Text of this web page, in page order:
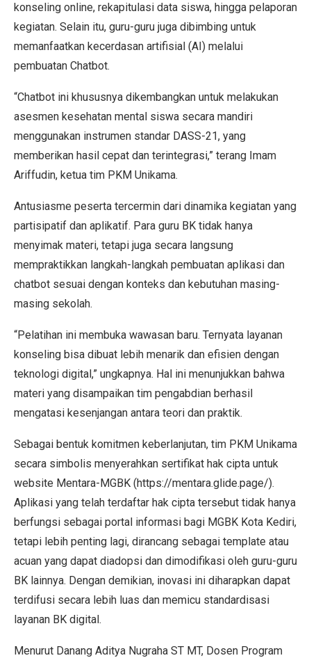
konseling online, rekapitulasi data siswa, hingga pelaporan
kegiatan. Selain itu, guru-guru juga dibimbing untuk
memanfaatkan kecerdasan artifisial (AI) melalui
pembuatan Chatbot.
“Chatbot ini khususnya dikembangkan untuk melakukan
asesmen kesehatan mental siswa secara mandiri
menggunakan instrumen standar DASS-21, yang
memberikan hasil cepat dan terintegrasi,” terang Imam
Ariffudin, ketua tim PKM Unikama.
Antusiasme peserta tercermin dari dinamika kegiatan yang
partisipatif dan aplikatif. Para guru BK tidak hanya
menyimak materi, tetapi juga secara langsung
mempraktikkan langkah-langkah pembuatan aplikasi dan
chatbot sesuai dengan konteks dan kebutuhan masing-
masing sekolah.
“Pelatihan ini membuka wawasan baru. Ternyata layanan
konseling bisa dibuat lebih menarik dan efisien dengan
teknologi digital,” ungkapnya. Hal ini menunjukkan bahwa
materi yang disampaikan tim pengabdian berhasil
mengatasi kesenjangan antara teori dan praktik.
Sebagai bentuk komitmen keberlanjutan, tim PKM Unikama
secara simbolis menyerahkan sertifikat hak cipta untuk
website Mentara-MGBK (https://mentara.glide.page/).
Aplikasi yang telah terdaftar hak cipta tersebut tidak hanya
berfungsi sebagai portal informasi bagi MGBK Kota Kediri,
tetapi lebih penting lagi, dirancang sebagai template atau
acuan yang dapat diadopsi dan dimodifikasi oleh guru-guru
BK lainnya. Dengan demikian, inovasi ini diharapkan dapat
terdifusi secara lebih luas dan memicu standardisasi
layanan BK digital.
Menurut Danang Aditya Nugraha ST MT, Dosen Program